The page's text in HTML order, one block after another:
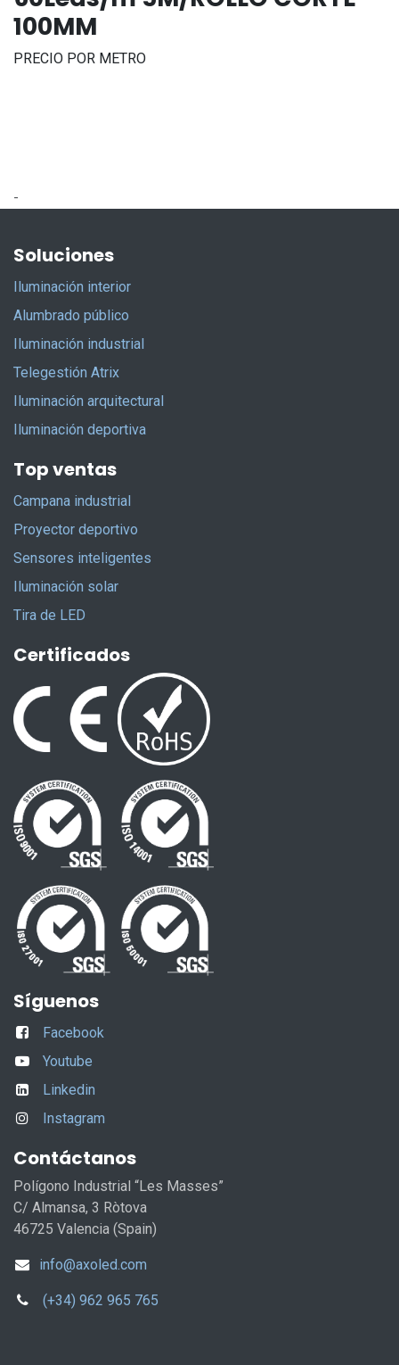
100MM
PRECIO POR METRO
-
Soluciones
Iluminación interior
Alumbrado público
Iluminación industrial
Telegestión Atrix
Iluminación arquitectural
Iluminación deportiva
Top ventas
Campana industrial
Proyector deportivo
Sensores inteligentes
Iluminación solar
Tira de LED
Certificados
Síguenos
Facebook
Youtube
Linkedin
Instagram
Contáctanos
Polígono Industrial “Les Masses”
C/ Almansa, 3 Ròtova
46725 Valencia (Spain)
info@axoled.com
(+34) 962 965 765